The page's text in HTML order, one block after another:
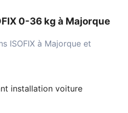
0-36 kg à Majorque
ISOFIX à Majorque et